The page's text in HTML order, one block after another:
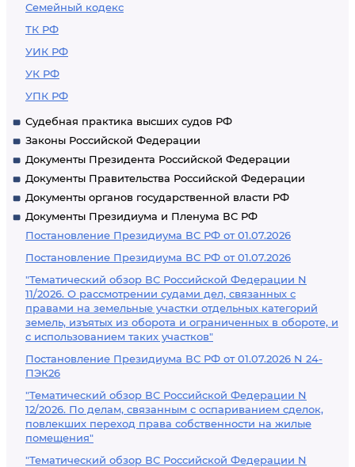
Семейный кодекс
ТК РФ
УИК РФ
УК РФ
УПК РФ
Судебная практика высших судов РФ
Законы Российской Федерации
Документы Президента Российской Федерации
Документы Правительства Российской Федерации
Документы органов государственной власти РФ
Документы Президиума и Пленума ВС РФ
Постановление Президиума ВС РФ от 01.07.2026
Постановление Президиума ВС РФ от 01.07.2026
"Тематический обзор ВС Российской Федерации N
11/2026. О рассмотрении судами дел, связанных с
правами на земельные участки отдельных категорий
земель, изъятых из оборота и ограниченных в обороте, и
с использованием таких участков"
Постановление Президиума ВС РФ от 01.07.2026 N 24-
ПЭК26
"Тематический обзор ВС Российской Федерации N
12/2026. По делам, связанным с оспариванием сделок,
повлекших переход права собственности на жилые
помещения"
"Тематический обзор ВС Российской Федерации N